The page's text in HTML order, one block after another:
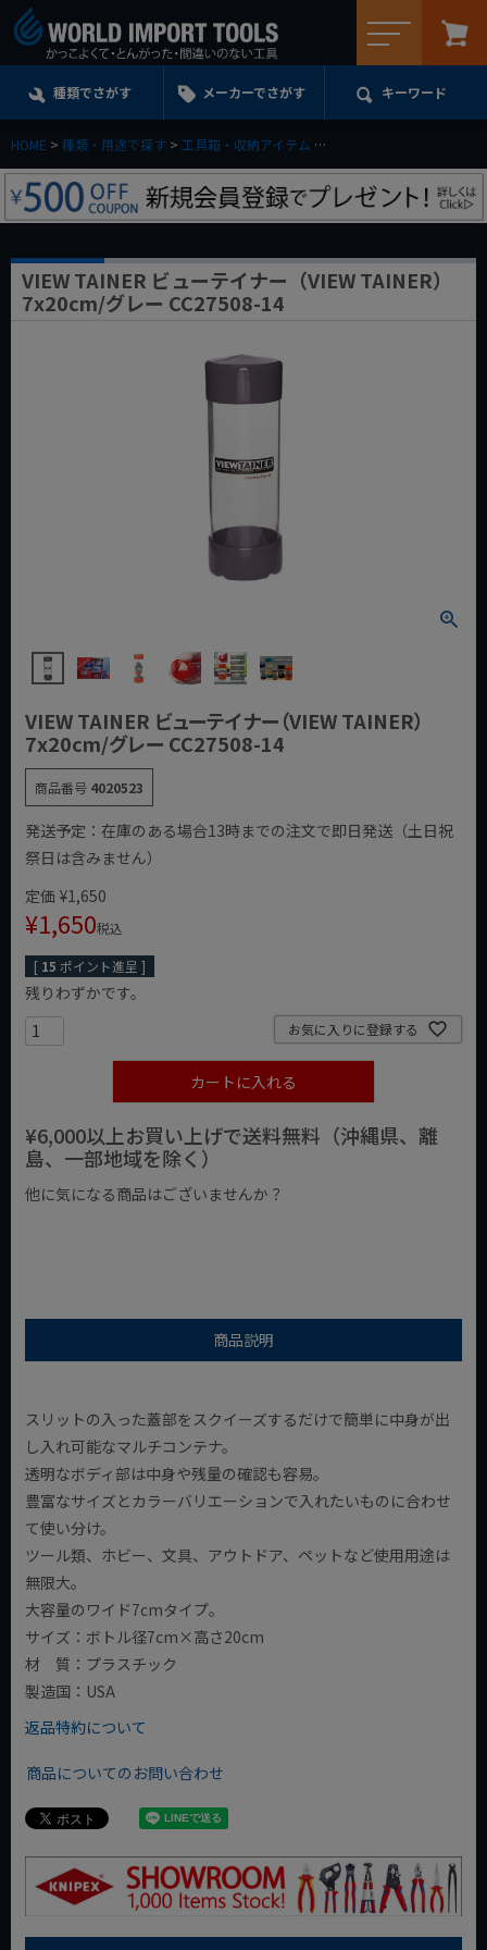
種類でさがす メーカーでさがす キーワード
HOME 種類・用途で探す 工具箱・収納アイテム
VIEW TAINER ビューテイナー（VIEW TAINER）
7x20cm/グレー CC27508-14
VIEW TAINER ビューテイナー（VIEW TAINER）
7x20cm/グレー CC27508-14
商品番号 4020523
発送予定：在庫のある場合13時までの注文で即日発送（土日祝
祭日は含みません）
定価 ¥1,650
¥1,650税込
[ 15 ポイント進呈 ]
残りわずかです。
お気に入りに登録する
カートに入れる
¥6,000以上お買い上げで送料無料（沖縄県、離
島、一部地域を除く）
他に気になる商品はございませんか？
商品説明
スリットの入った蓋部をスクイーズするだけで簡単に中身が出
し入れ可能なマルチコンテナ。
透明なボディ部は中身や残量の確認も容易。
豊富なサイズとカラーバリエーションで入れたいものに合わせ
て使い分け。
ツール類、ホビー、文具、アウトドア、ペットなど使用用途は
無限大。
大容量のワイド7cmタイプ。
サイズ：ボトル径7cm×高さ20cm
材 質：プラスチック
製造国：USA
返品特約について
商品についてのお問い合わせ